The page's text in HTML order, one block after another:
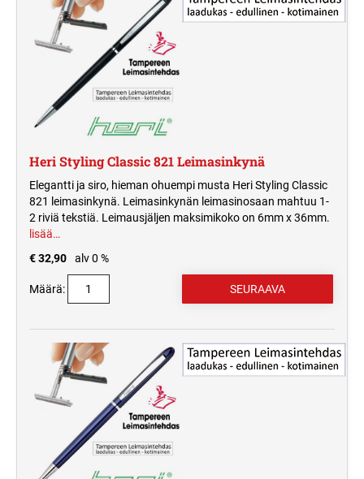
TRODAT CLASSIC NUMEROLEIMASIMET
TRODAT CLASSIC
PÄIVÄMÄÄRÄLEIMASIMET
PYÖREÄ PUUVARTINEN KUMILEIMASIN
TAPAHTUMALEIMASIMET
MUSTETYYNYT JA TARVIKKEET
VAIHTOMUSTETYYNYT PRINTY
LEIMASIMIIN
LEIMASINTYYNYT TRODAT PROFESSIONAL
LEIMASIMIIN
LEIMASIMIIN
TRODAT LEIMASINMUSTEET
MUSTETYYNYT PERINTEISILLE
LEIMASIMILLE
ITSELADOTTAVAT TEKSTILEIMASIMET
TYPOMATIC TARVIKKEET
PRINTY TYPOMATIC
PROFESSIONAL TYPOMATIC
ERIKOISMUSTEET
VALMIIT LEIMASIMET
VALMIIT LEIMASIMET
PRINTY 4912 KAKSIVÄRISET
VAKIOLEIMASIMET
MONIVÄRILEIMASIMET
TRODAT PRINTY MONIVÄRILEIMASIN
TRODAT PROFESSIONAL
MONIVÄRILEIMASIN
TURVALEIMASIMET
TEOLLISUUDEN MERKINTÄLAITTEET
Heri Styling Classic 821 Leimasinkynä
Elegantti ja siro, hieman ohuempi musta Heri Styling Classic
821 leimasinkynä. Leimasinkynän leimasinosaan mahtuu 1-
2 riviä tekstiä. Leimausjäljen maksimikoko on 6mm x 36mm.
lisää…
€ 32,90
alv 0 %
Määrä: